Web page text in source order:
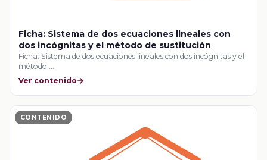
Ficha: Sistema de dos ecuaciones lineales con
dos incógnitas y el método de sustitución
Ficha: Sistema de dos ecuaciones lineales con dos incógnitas y el
método …
Ver contenido
CONTENIDO